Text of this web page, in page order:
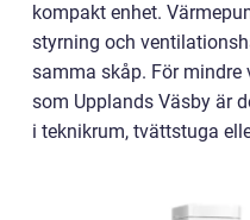
kompakt enhet.
styrning och
samma skåp. För
som Upplands Väsby är
i teknikrum, tvättstuga